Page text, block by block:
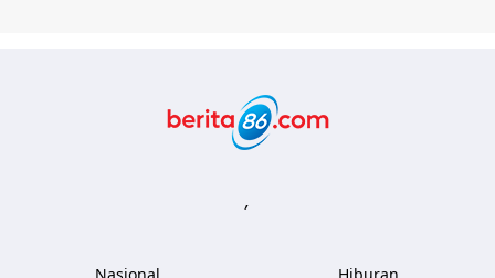
,